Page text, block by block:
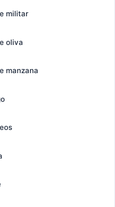
militar
oliva
manzana